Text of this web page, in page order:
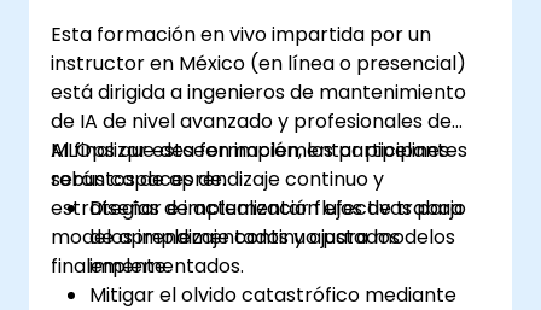
Esta formación en vivo impartida por un
instructor en México (en línea o presencial)
está dirigida a ingenieros de mantenimiento
de IA de nivel avanzado y profesionales de
MLOps que deseen implementar pipelines
robustos de aprendizaje continuo y
estrategias de actualización efectivas para
modelos implementados y ajustados
finalemente.
Al finalizar esta formación, los participantes
serán capaces de:
Diseñar e implementar flujos de trabajo
de aprendizaje continuo para modelos
implementados.
Mitigar el olvido catastrófico mediante